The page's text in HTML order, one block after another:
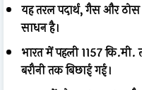
यह तरल पदार्थ, गैस और
साधन है।
भारत में पहली 1157
बरौनी तक बिछाई गई।